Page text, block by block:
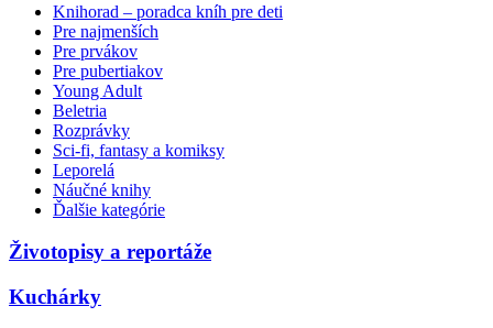
Knihorad – poradca kníh pre deti
Pre najmenších
Pre prvákov
Pre pubertiakov
Young Adult
Beletria
Rozprávky
Sci-fi, fantasy a komiksy
Leporelá
Náučné knihy
Ďalšie kategórie
Životopisy a reportáže
Kuchárky